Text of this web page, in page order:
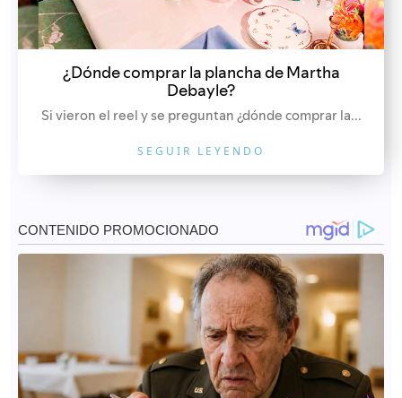
¿Dónde comprar la plancha de Martha
Debayle?
Si vieron el reel y se preguntan ¿dónde comprar la...
SEGUIR LEYENDO